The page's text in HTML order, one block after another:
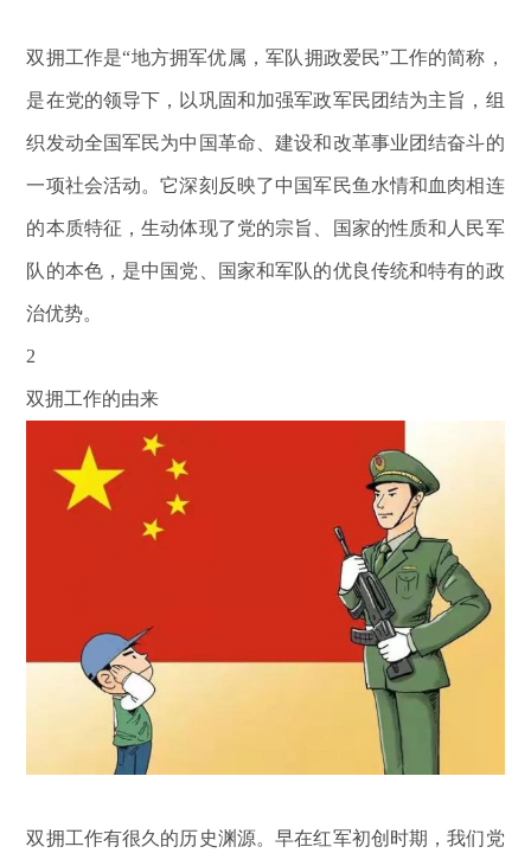
双拥工作是“地方拥军优属，军队拥政爱民”工作的简称，
是在党的领导下，以巩固和加强军政军民团结为主旨，组
织发动全国军民为中国革命、建设和改革事业团结奋斗的
一项社会活动。它深刻反映了中国军民鱼水情和血肉相连
的本质特征，生动体现了党的宗旨、国家的性质和人民军
队的本色，是中国党、国家和军队的优良传统和特有的政
治优势。
2
双拥工作的由来
双拥工作有很久的历史渊源。早在红军初创时期，我们党